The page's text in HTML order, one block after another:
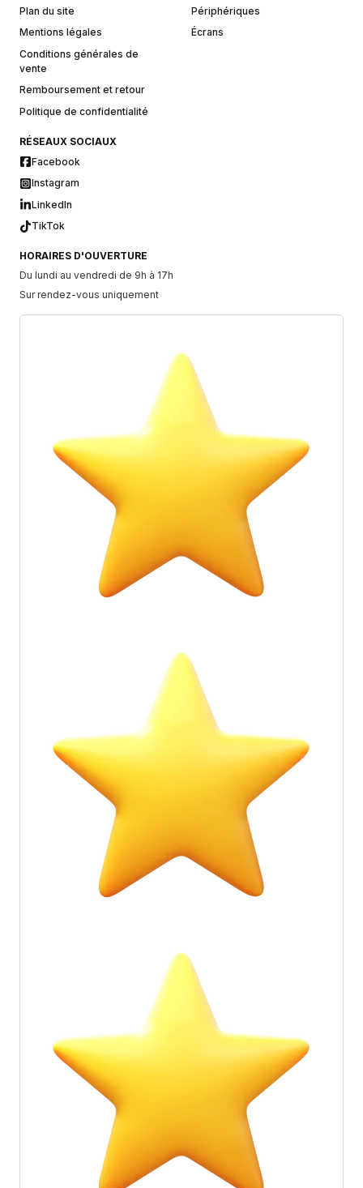
Plan du site
Mentions légales
Conditions générales de
vente
Remboursement et retour
Politique de confidentialité
Périphériques
Écrans
RÉSEAUX SOCIAUX
Facebook
Instagram
LinkedIn
TikTok
HORAIRES D'OUVERTURE
Du lundi au vendredi de 9h à 17h
Sur rendez-vous uniquement